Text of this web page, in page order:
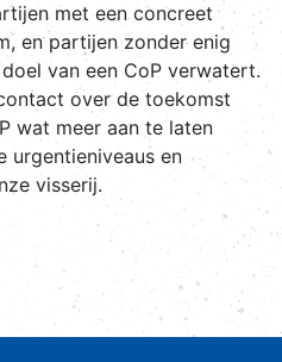
met een concreet
en partijen zonder enig
van een CoP verwatert.
over de toekomst
wat meer aan te laten
urgentieniveaus en
visserij.